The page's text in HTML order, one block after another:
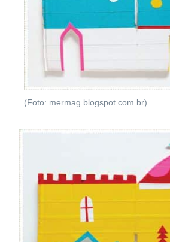
(Foto: mermag.blogspot.com.br)